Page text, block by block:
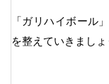
「ガリハイボール
を整えていきましょ